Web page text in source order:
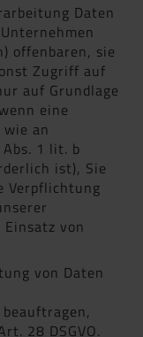
Daten
offenbaren, sie
Zugriff auf
auf Grundlage
eine
an
1 lit. b
ist), Sie
Verpflichtung
von
von Daten
28 DSGVO.